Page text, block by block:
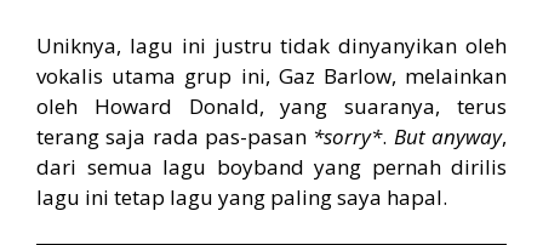
Uniknya, lagu ini justru tidak dinyanyikan oleh
vokalis utama grup ini, Gaz Barlow, melainkan
oleh Howard Donald, yang suaranya, terus
terang saja rada pas-pasan *sorry*. But anyway,
dari semua lagu boyband yang pernah dirilis
lagu ini tetap lagu yang paling saya hapal.